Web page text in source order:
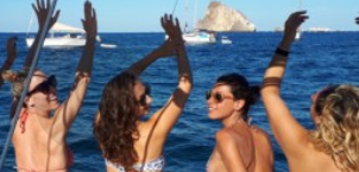
Aggiungi imbarcazione
Accedi
Registrati